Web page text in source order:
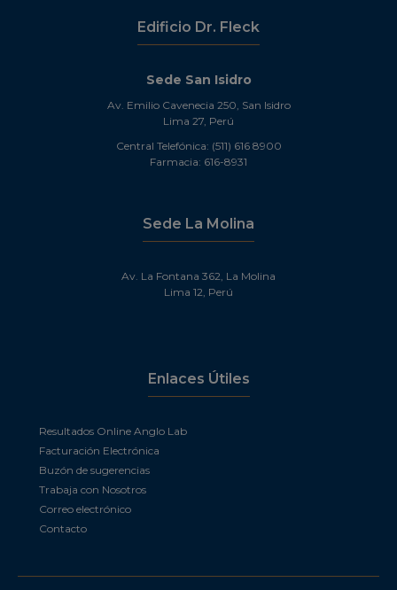
Edificio Dr. Fleck
Sede San Isidro
Av. Emilio Cavenecia 250, San Isidro
Lima 27, Perú
Central Telefónica: (511) 616 8900
Farmacia: 616-8931
Sede La Molina
Av. La Fontana 362, La Molina
Lima 12, Perú
Enlaces Útiles
Resultados Online Anglo Lab
Facturación Electrónica
Buzón de sugerencias
Trabaja con Nosotros
Correo electrónico
Contacto